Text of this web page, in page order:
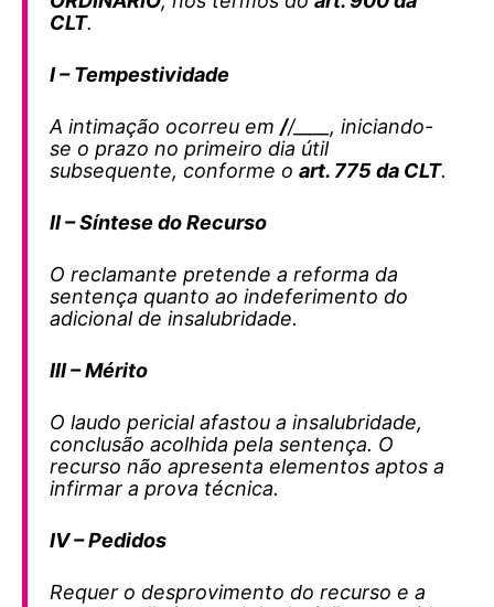
CLT.
I – Tempestividade
A intimação ocorreu em //____, iniciando-
se o prazo no primeiro dia útil
subsequente, conforme o art. 775 da CLT.
II – Síntese do Recurso
O reclamante pretende a reforma da
sentença quanto ao indeferimento do
adicional de insalubridade.
III – Mérito
O laudo pericial afastou a insalubridade,
conclusão acolhida pela sentença. O
recurso não apresenta elementos aptos a
infirmar a prova técnica.
IV – Pedidos
Requer o desprovimento do recurso e a